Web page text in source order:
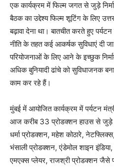
एक कार्यक्रम में फिल्म जगत से जुड़े
बैठक का उद्देश्य फिल्म शूटिंग के लिए
बढ़ावा देना था। बातचीत करते हुए
नीति के तहत कई आकर्षक सुविधाएं दी
परियोजनाओं के लिए आने के इच्छुक
अधिक बुनियादी ढांचे को सुविधाजनक
काम कर रहे हैं।
मुंबई में आयोजित कार्यक्रम में पर्यटन
आज करीब 33 प्रोडक्शन हाउस से जुड़े
धर्मा प्रोडक्शन, महेश कोठारे,
भंसाली प्रोडक्शन, एंडेमोल शाइन
एमएक्स प्लेयर, राजश्री प्रोडक्शन जैसे